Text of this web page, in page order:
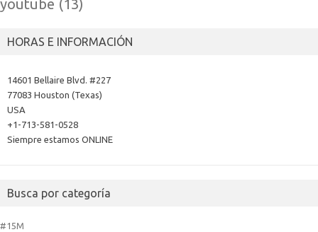
youtube (13)
HORAS E INFORMACIÓN
14601 Bellaire Blvd. #227
77083 Houston (Texas)
USA
+1-713-581-0528
Siempre estamos ONLINE
Busca por categoría
#15M